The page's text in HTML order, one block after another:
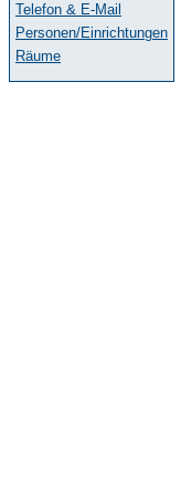
Telefon & E-Mail
Personen/Einrichtungen
Räume